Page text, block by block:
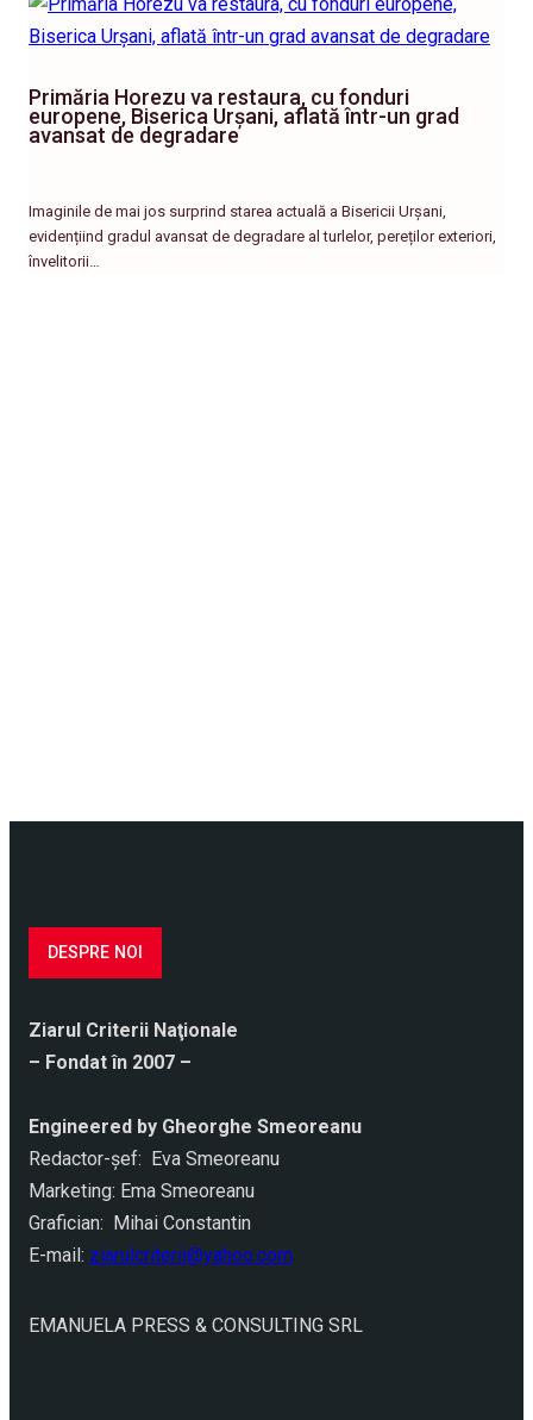
Primăria Horezu va restaura, cu fonduri
europene, Biserica Urșani, aflată într-un grad
avansat de degradare
Imaginile de mai jos surprind starea actuală a Bisericii Urșani,
evidențiind gradul avansat de degradare al turlelor, pereților exteriori,
învelitorii…
DESPRE NOI
Ziarul Criterii Naţionale
– Fondat în 2007 –
Engineered by Gheorghe Smeoreanu
Redactor-şef: Eva Smeoreanu
Marketing: Ema Smeoreanu
Grafician: Mihai Constantin
E-mail: ziarulcriterii@yahoo.com
EMANUELA PRESS & CONSULTING SRL